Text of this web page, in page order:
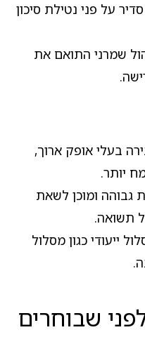
על פני נטילת סיכון
שמרני התואם את
בעלי אופק ארוך,
יותר.
גבוהה ומוכן לשאת
תשואה.
ייעודי כגון מסלול
שבוחרים